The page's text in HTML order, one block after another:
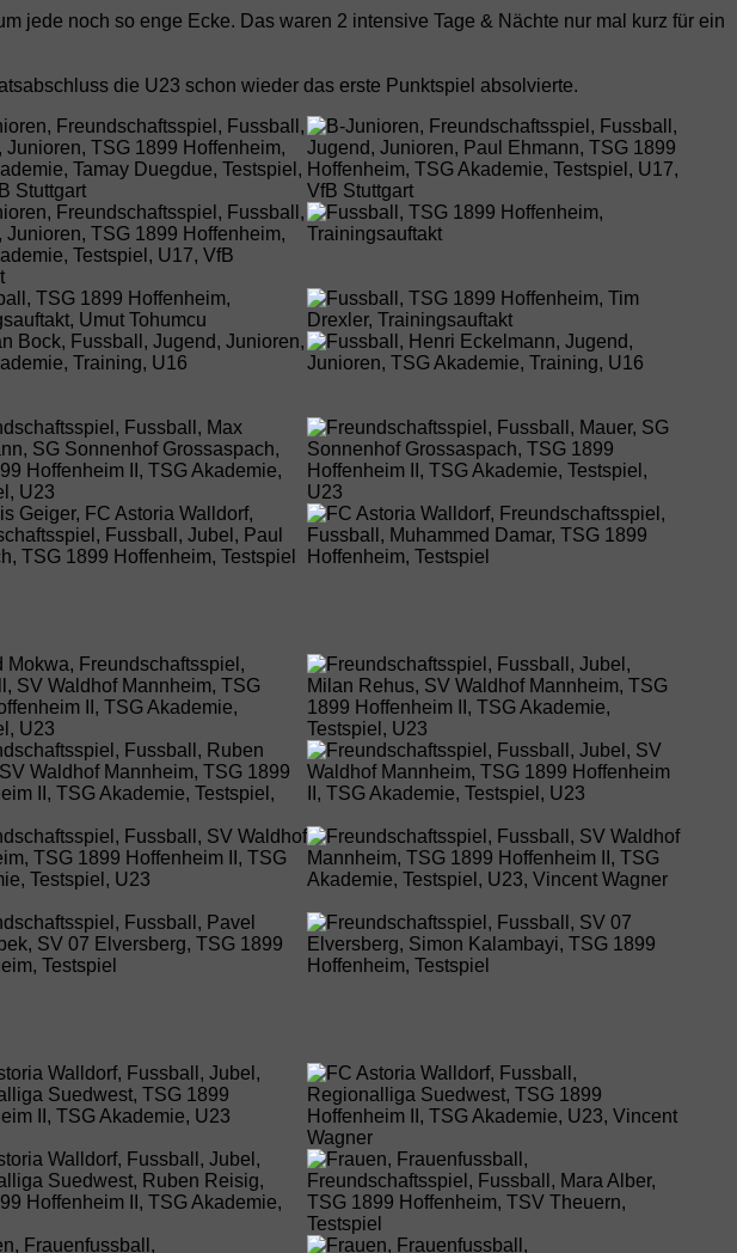
jede noch so enge Ecke. Das waren 2 intensive Tage & Nächte nur mal kurz für ein
die U23 schon wieder das erste Punktspiel absolvierte.